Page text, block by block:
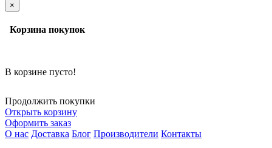
×
Корзина покупок
В корзине пусто!
Продолжить покупки
Открыть корзину
Оформить заказ
О нас Доставка Блог Производители Контакты